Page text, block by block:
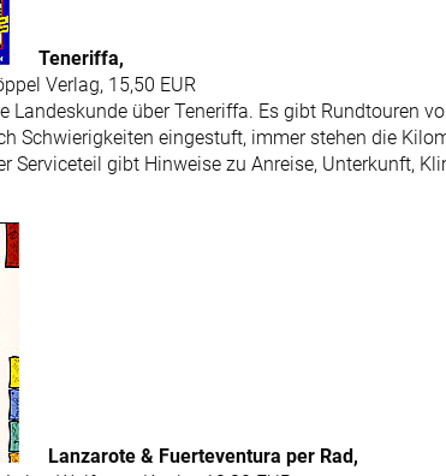
Teneriffa,
Verlag, 15,50 EUR
Landeskunde über Teneriffa. Es gibt Rundtouren
Schwierigkeiten eingestuft, immer stehen die
Serviceteil gibt Hinweise zu Anreise, Unterkunft,
Lanzarote & Fuerteventura per Rad,